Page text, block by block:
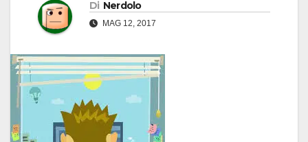
Di Nerdolo
MAG 12, 2017